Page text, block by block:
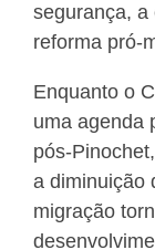
segurança, a
reforma pró-
Enquanto o
uma agenda
pós-
a diminuição
migração